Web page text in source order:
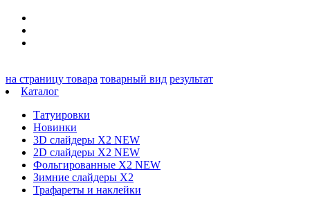
на страницу товара товарный вид результат
Каталог
Татуировки
Новинки
3D слайдеры X2 NEW
2D слайдеры X2 NEW
Фольгированные X2 NEW
Зимние слайдеры Х2
Трафареты и наклейки